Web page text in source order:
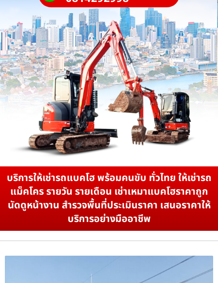
บริการให้เช่ารถแบคโฮ พร้อมคนขับ ทั่วไทย ให้เช่ารถ
แม็คโคร รายวัน รายเดือน เช่าเหมาแบคโฮราคาถูก
นัดดูหน้างาน สำรวจพื้นที่ประเมินราคา เสนอราคาให้
บริการอย่างมืออาชีพ